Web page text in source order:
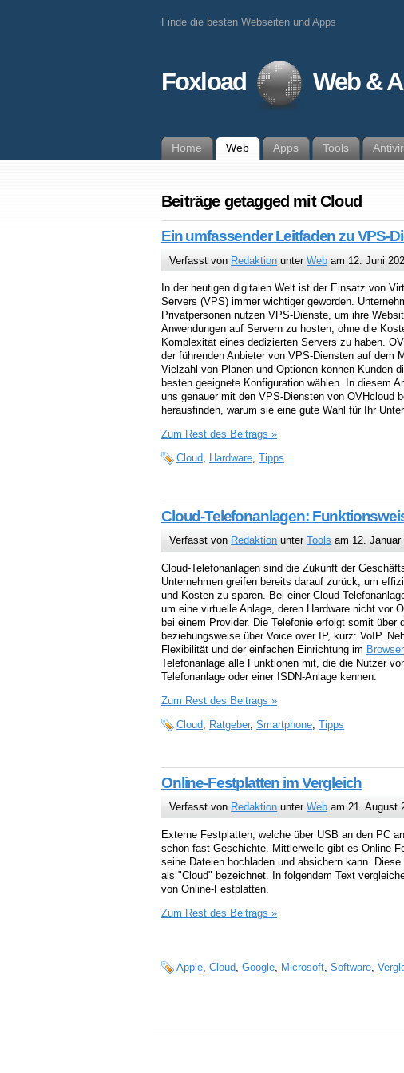
Finde die besten Webseiten und Apps
Foxload Web &
Home Web Apps Tools
Beiträge getagged mit Cloud
Ein umfassender Leitfaden zu VPS-
Verfasst von Redaktion unterWeb am 12. Juni
In der heutigen digitalen Welt ist der Einsatz von
Servers (VPS) immer wichtiger geworden.
Privatpersonen nutzen VPS-Dienste, um ihre
Anwendungen auf Servern zu hosten, ohne die
Komplexität eines dedizierten Servers zu haben.
der führenden Anbieter von VPS-Diensten auf dem
Vielzahl von Plänen und Optionen können Kunden
besten geeignete Konfiguration wählen. In diesem
uns genauer mit den VPS-Diensten von OVHcloud
herausfinden, warum sie eine gute Wahl für Ihr
Zum Rest des Beitrags »
Cloud, Hardware, Tipps
Cloud-Telefonanlagen:
Verfasst von Redaktion unterTools am 12. Januar
Cloud-Telefonanlagen sind die Zukunft der
Unternehmen greifen bereits darauf zurück, um
und Kosten zu sparen. Bei einer Cloud-
um eine virtuelle Anlage, deren Hardware nicht vor
bei einem Provider. Die Telefonie erfolgt somit über
beziehungsweise über Voice over IP, kurz: VoIP.
Flexibilität und der einfachen Einrichtung im Browser
Telefonanlage alle Funktionen mit, die die Nutzer
Telefonanlage oder einer ISDN-Anlage kennen.
Zum Rest des Beitrags »
Cloud
Ratgeber, Smartphone Tipps
Online-Festplatten im Vergleich
Verfasst von Redaktion unterWeb am 21. August
Externe Festplatten, welche über USB an den PC
schon fast Geschichte. Mittlerweile gibt es Online-
seine Dateien hochladen und absichern kann.
als "Cloud" bezeichnet. In folgendem Text
von Online-Festplatten.
Zum Rest des Beitrags »
Apple, Cloud, Google, Microsoft, Software,